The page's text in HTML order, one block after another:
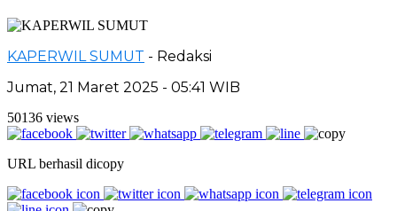
KAPERWIL SUMUT - Redaksi
Jumat, 21 Maret 2025 - 05:41 WIB
50136 views
URL berhasil dicopy